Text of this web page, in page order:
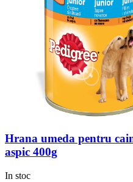
Hrana umeda pentru
aspic 400g
In stoc